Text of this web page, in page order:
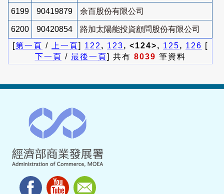
6199 90419879 余百股份有限公司
6200 90420854
路加太陽能投資顧問股份有限公司
[第一頁 / 上一頁] 122 , 123, <124>, 125, 126 [
下一頁 / 最後一頁] 共有 8039 筆資料